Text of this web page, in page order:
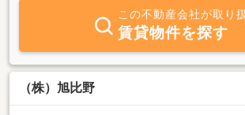
ていない土地をどうにかしたい」「遠方で管理
方法がわからない」などお気軽にご相談くださ
この不動産会社が取り
賃貸物件を探す
（株）旭比野